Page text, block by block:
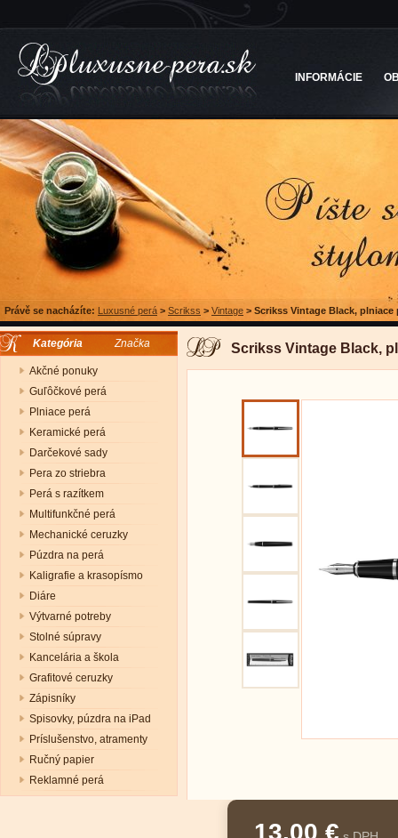
INFORMÁCIE
Právě se nacházíte: Luxusné perá > Scrikss > Vintage > Scrikss Vintage Black, plniace
Kategória Značka
Akčné ponuky
Guľôčkové perá
Plniace perá
Keramické perá
Darčekové sady
Pera zo striebra
Perá s razítkem
Multifunkčné perá
Mechanické ceruzky
Púzdra na perá
Kaligrafie a krasopísmo
Diáre
Výtvarné potreby
Stolné súpravy
Kancelária a škola
Grafitové ceruzky
Zápisníky
Spisovky, púzdra na iPad
Príslušenstvo, atramenty
Ručný papier
Reklamné perá
Scrikss Vintage Black,
13.00 €